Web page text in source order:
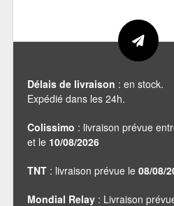
Délais de livraison : en stock.
Expédié dans les 24h.
Colissimo : livraison prévue
et le 10/08/2026
TNT : livraison prévue le 08/08/
Mondial Relay : Livraison